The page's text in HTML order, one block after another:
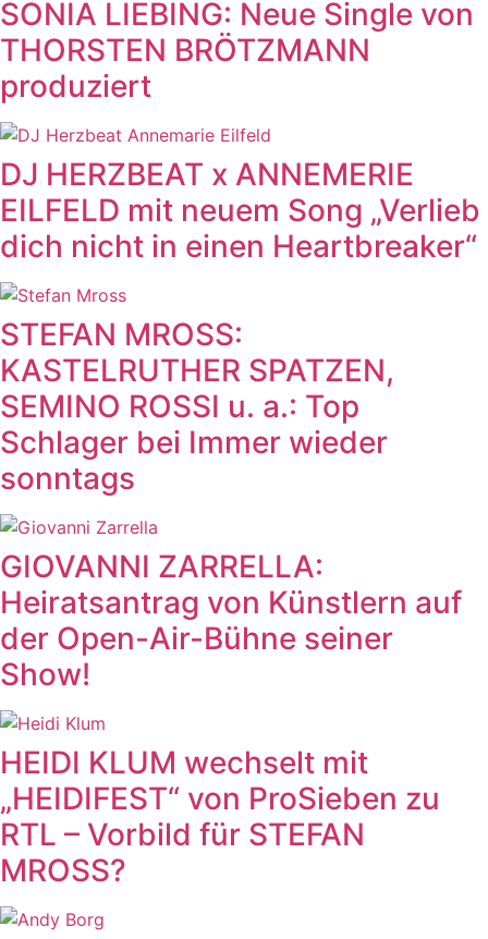
SONIA LIEBING: Neue Single von
THORSTEN BRÖTZMANN
produziert
DJ HERZBEAT x ANNEMERIE
EILFELD mit neuem Song „Verlieb
dich nicht in einen Heartbreaker“
STEFAN MROSS:
KASTELRUTHER SPATZEN,
SEMINO ROSSI u. a.: Top
Schlager bei Immer wieder
sonntags
GIOVANNI ZARRELLA:
Heiratsantrag von Künstlern auf
der Open-Air-Bühne seiner
Show!
HEIDI KLUM wechselt mit
„HEIDIFEST“ von ProSieben zu
RTL – Vorbild für STEFAN
MROSS?